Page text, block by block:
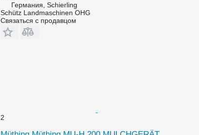
Германия, Schierling
Schütz Landmaschinen OHG
Связаться с продавцом
2